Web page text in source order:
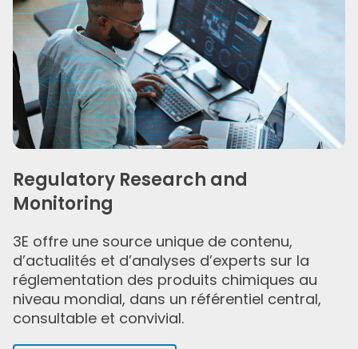
Regulatory Research and
Monitoring
3E offre une source unique de contenu,
d’actualités et d’analyses d’experts sur la
réglementation des produits chimiques au
niveau mondial, dans un référentiel central,
consultable et convivial.